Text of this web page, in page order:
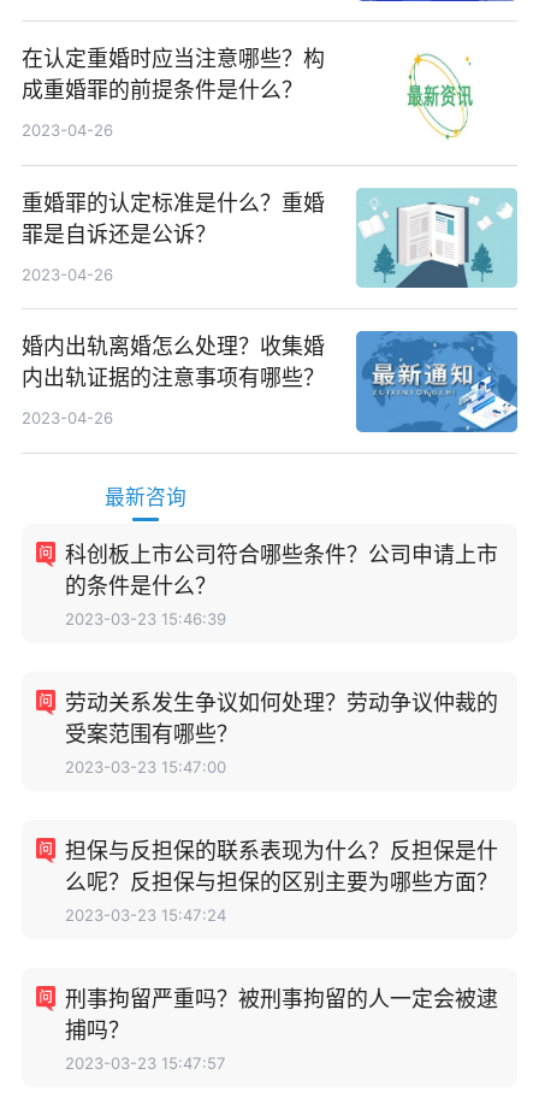
在认定重婚时应当注意哪些？构
成重婚罪的前提条件是什么？
2023-04-26
重婚罪的认定标准是什么？重婚
罪是自诉还是公诉？
2023-04-26
婚内出轨离婚怎么处理？收集婚
内出轨证据的注意事项有哪些？
2023-04-26
最新咨询
科创板上市公司符合哪些条件？公司申请上市
的条件是什么？
2023-03-23 15:46:39
劳动关系发生争议如何处理？劳动争议仲裁的
受案范围有哪些？
2023-03-23 15:47:00
担保与反担保的联系表现为什么？反担保是什
么呢？反担保与担保的区别主要为哪些方面？
2023-03-23 15:47:24
刑事拘留严重吗？被刑事拘留的人一定会被逮
捕吗？
2023-03-23 15:47:57